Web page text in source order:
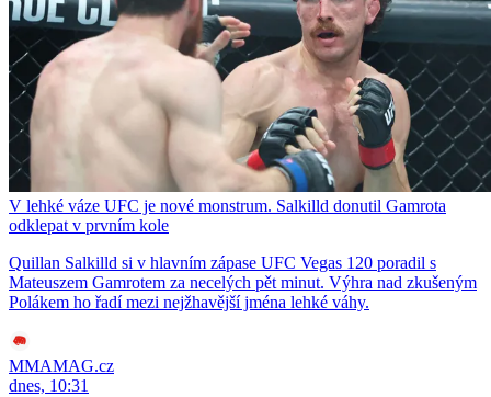
V lehké váze UFC je nové monstrum. Salkilld donutil Gamrota
odklepat v prvním kole
Quillan Salkilld si v hlavním zápase UFC Vegas 120 poradil s
Mateuszem Gamrotem za necelých pět minut. Výhra nad zkušeným
Polákem ho řadí mezi nejžhavější jména lehké váhy.
MMAMAG.cz
dnes, 10:31